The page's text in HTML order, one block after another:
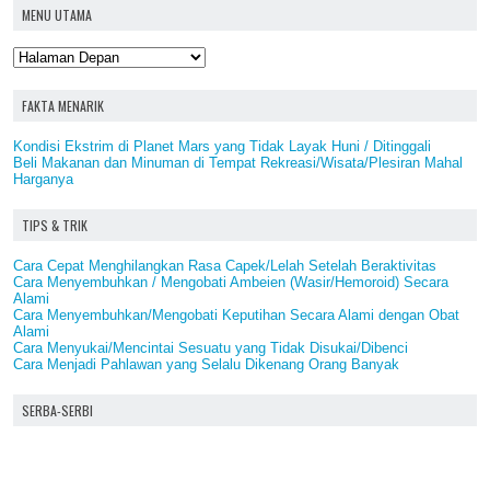
MENU UTAMA
FAKTA MENARIK
Kondisi Ekstrim di Planet Mars yang Tidak Layak Huni / Ditinggali
Beli Makanan dan Minuman di Tempat Rekreasi/Wisata/Plesiran Mahal
Harganya
TIPS & TRIK
Cara Cepat Menghilangkan Rasa Capek/Lelah Setelah Beraktivitas
Cara Menyembuhkan / Mengobati Ambeien (Wasir/Hemoroid) Secara
Alami
Cara Menyembuhkan/Mengobati Keputihan Secara Alami dengan Obat
Alami
Cara Menyukai/Mencintai Sesuatu yang Tidak Disukai/Dibenci
Cara Menjadi Pahlawan yang Selalu Dikenang Orang Banyak
SERBA-SERBI